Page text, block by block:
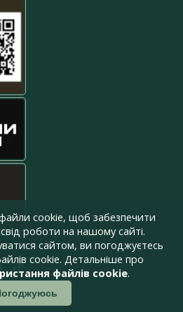
cookie, щоб забезпечити
роботи на нашому сайті.
сайтом, ви погоджуєтесь
cookie. Детальніше про
файлів cookie.